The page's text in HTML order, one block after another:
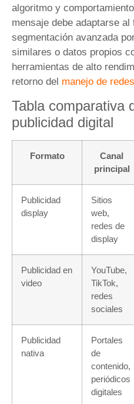
algoritmo y
mensaje debe adaptarse
segmentación avanzada
similares o datos propios
herramientas de alto
retorno del manejo de
Tabla comparativa
publicidad digital
Formato
Canal
principal
Publicidad
display
Sitios
web,
redes de
display
Publicidad en
video
YouTube,
TikTok,
redes
sociales
Publicidad
nativa
Portales
de
contenido,
periódicos
digitales